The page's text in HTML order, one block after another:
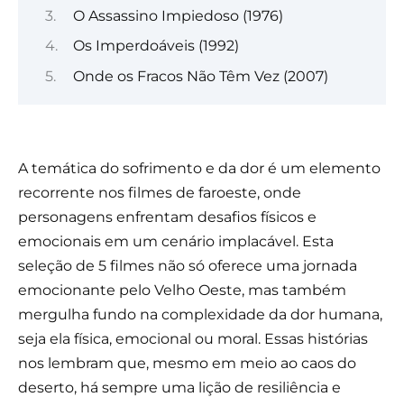
O Assassino Impiedoso (1976)
Os Imperdoáveis (1992)
Onde os Fracos Não Têm Vez (2007)
A temática do sofrimento e da dor é um elemento
recorrente nos filmes de faroeste, onde
personagens enfrentam desafios físicos e
emocionais em um cenário implacável. Esta
seleção de 5 filmes não só oferece uma jornada
emocionante pelo Velho Oeste, mas também
mergulha fundo na complexidade da dor humana,
seja ela física, emocional ou moral. Essas histórias
nos lembram que, mesmo em meio ao caos do
deserto, há sempre uma lição de resiliência e